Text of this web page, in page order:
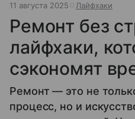
11 августа 2025 Лайфхаки
Ремонт без
лайфхаки,
сэкономят
Ремонт — это не
процесс, но и